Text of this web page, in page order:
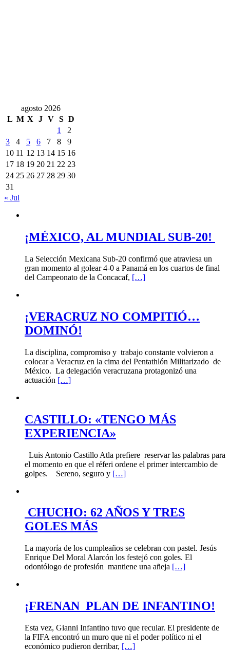
agosto 2026
L M X J V S D
1
2
3
4 5 6 7 8
9
10 11 12 13 14 15 16
17 18 19 20 21 22 23
24 25 26 27 28 29 30
31
« Jul
¡MÉXICO, AL MUNDIAL SUB-20!
La Selección Mexicana Sub-20 confirmó que atraviesa un
gran momento al golear 4-0 a Panamá en los cuartos de final
del Campeonato de la Concacaf, […]
¡VERACRUZ NO COMPITIÓ…
DOMINÓ!
La disciplina, compromiso y trabajo constante volvieron a
colocar a Veracruz en la cima del Pentathlón Militarizado de
México. La delegación veracruzana protagonizó una
actuación […]
CASTILLO: «TENGO MÁS
EXPERIENCIA»
Luis Antonio Castillo Atla prefiere reservar las palabras para
el momento en que el réferi ordene el primer intercambio de
golpes. Sereno, seguro y […]
CHUCHO: 62 AÑOS Y TRES
GOLES MÁS
La mayoría de los cumpleaños se celebran con pastel. Jesús
Enrique Del Moral Alarcón los festejó con goles. El
odontólogo de profesión mantiene una añeja […]
¡FRENAN PLAN DE INFANTINO!
Esta vez, Gianni Infantino tuvo que recular. El presidente de
la FIFA encontró un muro que ni el poder político ni el
económico pudieron derribar, […]